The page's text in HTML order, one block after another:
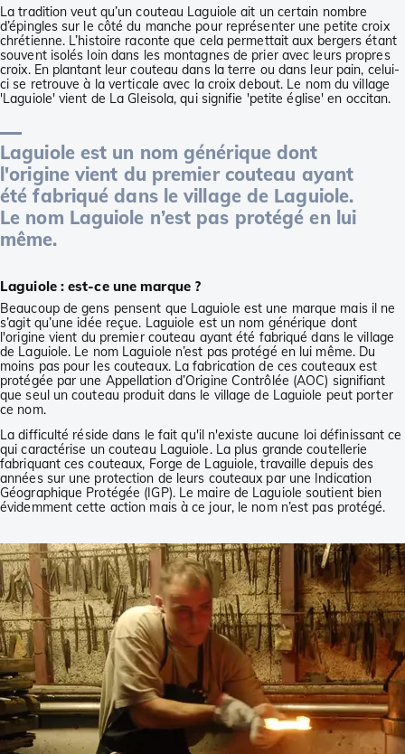
La tradition veut qu’un couteau Laguiole ait un certain nombre
d’épingles sur le côté du manche pour représenter une petite croix
chrétienne. L’histoire raconte que cela permettait aux bergers étant
souvent isolés loin dans les montagnes de prier avec leurs propres
croix. En plantant leur couteau dans la terre ou dans leur pain, celui-
ci se retrouve à la verticale avec la croix debout. Le nom du village
'Laguiole' vient de La Gleisola, qui signifie 'petite église' en occitan.
Laguiole est un nom générique dont
l'origine vient du premier couteau ayant
été fabriqué dans le village de Laguiole.
Le nom Laguiole n’est pas protégé en lui
même.
Laguiole : est-ce une marque ?
Beaucoup de gens pensent que Laguiole est une marque mais il ne
s’agit qu’une idée reçue. Laguiole est un nom générique dont
l'origine vient du premier couteau ayant été fabriqué dans le village
de Laguiole. Le nom Laguiole n’est pas protégé en lui même. Du
moins pas pour les couteaux. La fabrication de ces couteaux est
protégée par une Appellation d’Origine Contrôlée (AOC) signifiant
que seul un couteau produit dans le village de Laguiole peut porter
ce nom.
La difficulté réside dans le fait qu'il n'existe aucune loi définissant ce
qui caractérise un couteau Laguiole. La plus grande coutellerie
fabriquant ces couteaux, Forge de Laguiole, travaille depuis des
années sur une protection de leurs couteaux par une Indication
Géographique Protégée (IGP). Le maire de Laguiole soutient bien
évidemment cette action mais à ce jour, le nom n’est pas protégé.